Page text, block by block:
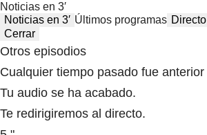
Noticias en 3′
Noticias en 3′ Últimos programas Directo
Cerrar
Otros episodios
Cualquier tiempo pasado fue anterior
Tu audio se ha acabado.
Te redirigiremos al directo.